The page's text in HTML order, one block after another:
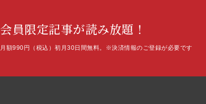
会員限定記事が読み放題！
月額990円（税込）初月30日間無料。 ※決済情報のご登録が必要です